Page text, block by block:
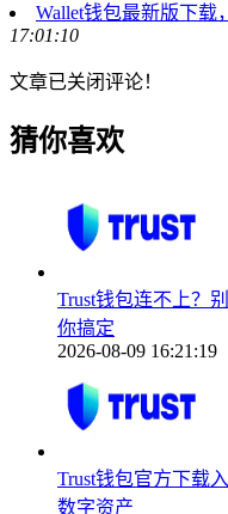
Wallet钱包最新版下载
17:01:10
文章已关闭评论！
猜你喜欢
Trust钱包连不上？
你搞定
2026-08-09 16:21:19
Trust钱包官方下载
数字资产